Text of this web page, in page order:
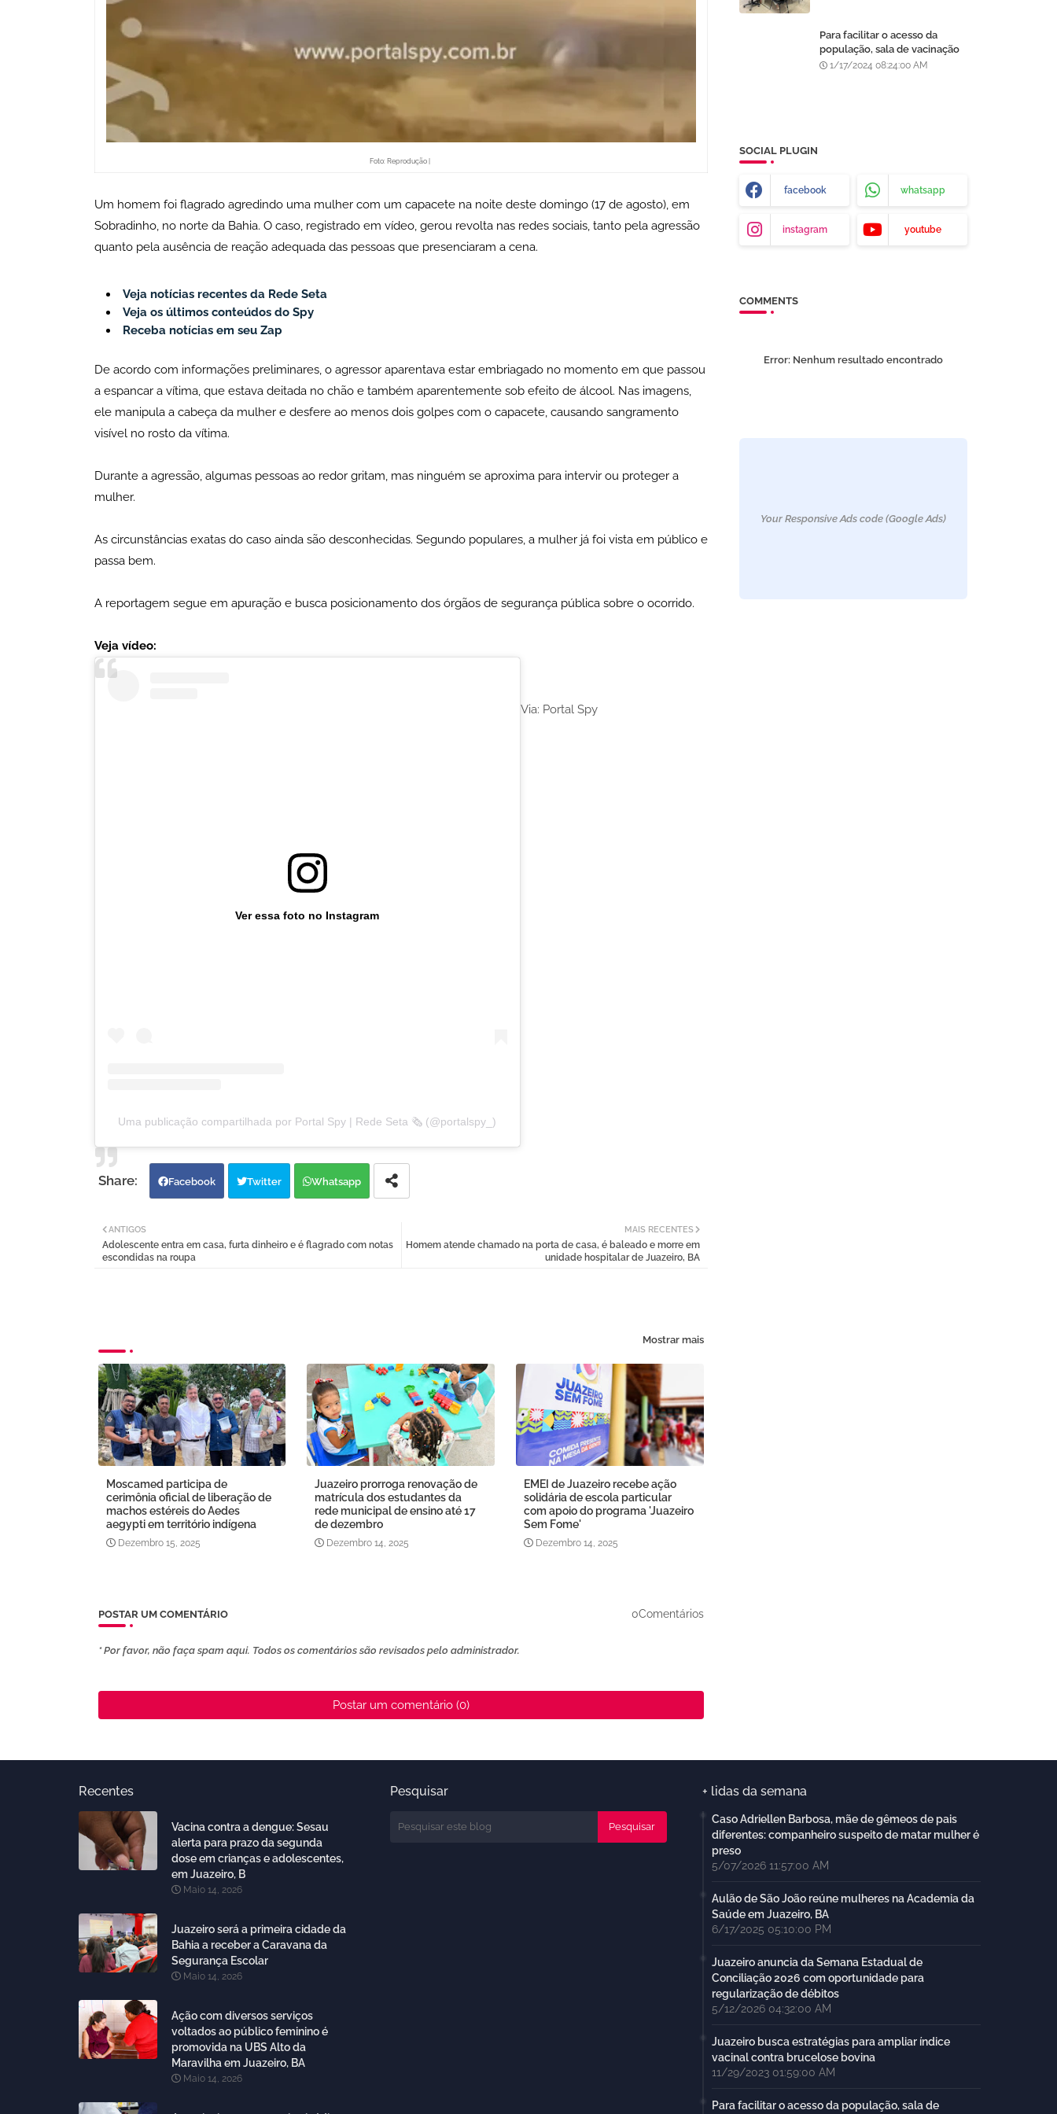
Foto: Reprodução |
Um homem foi flagrado agredindo uma mulher com um capacete na noite deste domingo (17 de agosto), em
Sobradinho, no norte da Bahia. O caso, registrado em vídeo, gerou revolta nas redes sociais, tanto pela agressão
quanto pela ausência de reação adequada das pessoas que presenciaram a cena.
Veja notícias recentes da Rede Seta
Veja os últimos conteúdos do Spy
Receba notícias em seu Zap
De acordo com informações preliminares, o agressor aparentava estar embriagado no momento em que passou
a espancar a vítima, que estava deitada no chão e também aparentemente sob efeito de álcool. Nas imagens,
ele manipula a cabeça da mulher e desfere ao menos dois golpes com o capacete, causando sangramento
visível no rosto da vítima.
Durante a agressão, algumas pessoas ao redor gritam, mas ninguém se aproxima para intervir ou proteger a
mulher.
As circunstâncias exatas do caso ainda são desconhecidas. Segundo populares, a mulher já foi vista em público e
passa bem.
A reportagem segue em apuração e busca posicionamento dos órgãos de segurança pública sobre o ocorrido.
Veja vídeo:
Ver essa foto no Instagram
Uma publicação compartilhada por Portal Spy | Rede Seta 🗞️ (@portalspy_)
Via: Portal Spy
Facebook Twitter Whatsapp
MAIS RECENTES
Homem atende chamado na porta de casa, é baleado e morre em
unidade hospitalar de Juazeiro, BA
ANTIGOS
Adolescente entra em casa, furta dinheiro e é flagrado com notas
escondidas na roupa
Mostrar mais
Moscamed participa de
cerimônia oficial de liberação de
machos estéreis do Aedes
aegypti em território indígena
Dezembro 15, 2025
Juazeiro prorroga renovação de
matrícula dos estudantes da
rede municipal de ensino até 17
de dezembro
Dezembro 14, 2025
EMEI de Juazeiro recebe ação
solidária de escola particular
com apoio do programa 'Juazeiro
Sem Fome'
Dezembro 14, 2025
POSTAR UM COMENTÁRIO 0Comentários
* Por favor, não faça spam aqui. Todos os comentários são revisados ​​pelo administrador.
Postar um comentário (0)
Para facilitar o acesso da
população, sala de vacinação
será instalada na Farmácia
1/17/2024 08:24:00 AM
SOCIAL PLUGIN
facebook whatsapp
instagram youtube
COMMENTS
Error: Nenhum resultado encontrado
Your Responsive Ads code (Google Ads)
Recentes
Vacina contra a dengue: Sesau
alerta para prazo da segunda
dose em crianças e adolescentes,
em Juazeiro, B
Maio 14, 2026
Juazeiro será a primeira cidade da
Bahia a receber a Caravana da
Segurança Escolar
Maio 14, 2026
Ação com diversos serviços
voltados ao público feminino é
promovida na UBS Alto da
Maravilha em Juazeiro, BA
Maio 14, 2026
Pesquisar + lidas da semana
Caso Adriellen Barbosa, mãe de gêmeos de pais
diferentes: companheiro suspeito de matar mulher é
preso
5/07/2026 11:57:00 AM
Aulão de São João reúne mulheres na Academia da
Saúde em Juazeiro, BA
6/17/2025 05:10:00 PM
Juazeiro anuncia da Semana Estadual de
Conciliação 2026 com oportunidade para
regularização de débitos
5/12/2026 04:32:00 AM
Juazeiro busca estratégias para ampliar índice
vacinal contra brucelose bovina
11/29/2023 01:59:00 AM
Para facilitar o acesso da população, sala de